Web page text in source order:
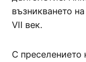
възникването
VII век.
С преселението